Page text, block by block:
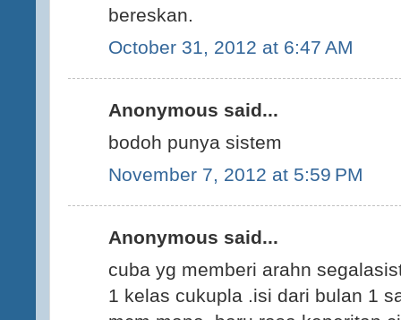
bereskan.
October 31, 2012 at 6:47 AM
Anonymous said...
bodoh punya sistem
November 7, 2012 at 5:59 PM
Anonymous said...
cuba yg memberi arahn
1 kelas cukupla .isi dari bulan 1